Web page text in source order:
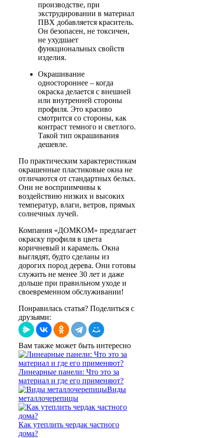
производстве, при
экструдировании в материал
ПВХ добавляется краситель.
Он безопасен, не токсичен,
не ухудшает
функциональных свойств
изделия.
Окрашивание
одностороннее – когда
окраска делается с внешней
или внутренней стороны
профиля. Это красиво
смотрится со стороны, как
контраст темного и светлого.
Такой тип окрашивания
дешевле.
По практическим характеристикам
окрашенные пластиковые окна не
отличаются от стандартных белых.
Они не восприимчивы к
воздействию низких и высоких
температур, влаги, ветров, прямых
солнечных лучей.
Компания «ДОМКОМ» предлагает
окраску профиля в цвета
коричневый и карамель. Окна
выглядят, будто сделаны из
дорогих пород дерева. Они готовы
служить не менее 30 лет и даже
дольше при правильном уходе и
своевременном обслуживании!
Понравилась статья? Поделиться с
друзьями:
Вам также может быть интересно
Линеарные панели: Что это за
материал и где его применяют?
Виды
металлочерепицы
Как утеплить чердак частного
дома?